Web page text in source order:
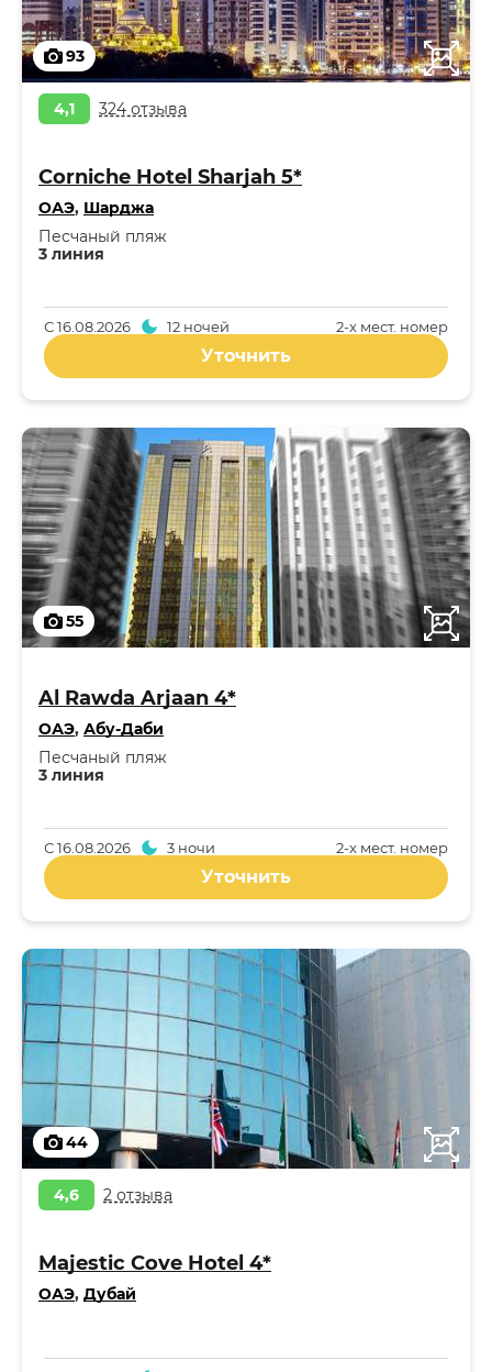
93
4,1 324 отзыва
Corniche Hotel Sharjah 5*
ОАЭ, Шарджа
3 линия
Песчаный пляж
2-x мест. номер
С16.08.2026 12 ночей
Уточнить
55
Al Rawda Arjaan 4*
ОАЭ, Абу-Даби
3 линия
Песчаный пляж
2-x мест. номер
С16.08.2026 3 ночи
Уточнить
44
4,6 2 отзыва
Majestic Cove Hotel 4*
ОАЭ, Дубай